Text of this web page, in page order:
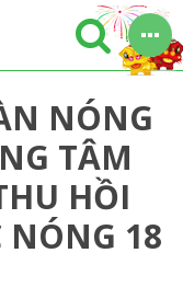
NÓNG
TÂM
HỒI
NÓNG 18